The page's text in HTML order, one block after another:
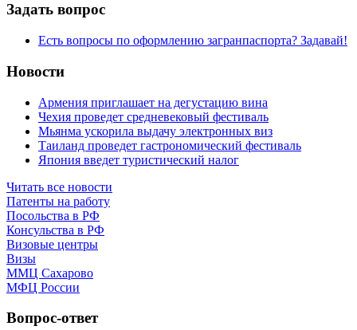
Задать вопрос
Есть вопросы по оформлению загранпаспорта? Задавай!
Новости
Армения приглашает на дегустацию вина
Чехия проведет средневековый фестиваль
Мьянма ускорила выдачу электронных виз
Таиланд проведет гастрономический фестиваль
Япония введет туристический налог
Читать все новости
Патенты на работу
Посольства в РФ
Консульства в РФ
Визовые центры
Визы
ММЦ Сахарово
МФЦ России
Вопрос-ответ